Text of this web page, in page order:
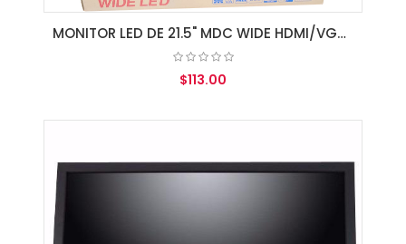
MONITOR LED DE 21.5" MDC WIDE HDMI/VGA/SPK BLACK
$113.00